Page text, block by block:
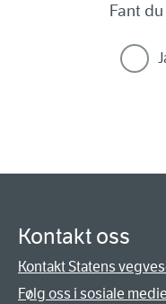
Fant
Kontakt oss
Kontakt Statens
Følg oss i sosiale